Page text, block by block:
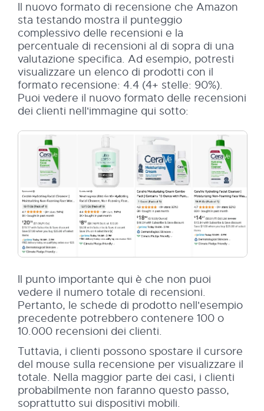
Il nuovo formato di recensione che Amazon
sta testando mostra il punteggio
complessivo delle recensioni e la
percentuale di recensioni al di sopra di una
valutazione specifica. Ad esempio, potresti
visualizzare un elenco di prodotti con il
formato recensione: 4.4 (4+ stelle: 90%).
Puoi vedere il nuovo formato delle recensioni
dei clienti nell'immagine qui sotto:
Il punto importante qui è che non puoi
vedere il numero totale di recensioni.
Pertanto, le schede di prodotto nell'esempio
precedente potrebbero contenere 100 o
10.000 recensioni dei clienti.
Tuttavia, i clienti possono spostare il cursore
del mouse sulla recensione per visualizzare il
totale. Nella maggior parte dei casi, i clienti
probabilmente non faranno questo passo,
soprattutto sui dispositivi mobili.